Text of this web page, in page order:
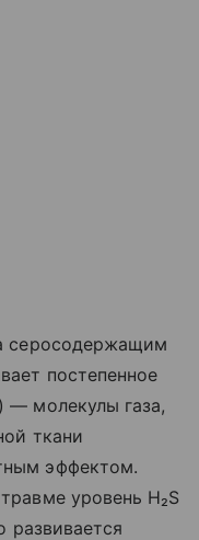
серосодержащим
постепенное
— молекулы газа,
ткани
эффектом.
уровень H₂S
развивается